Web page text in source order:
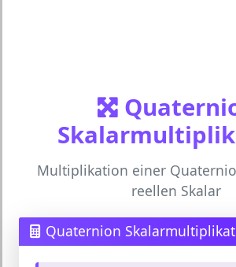
Multiplikation einer
reellen Skalar
Quaternion